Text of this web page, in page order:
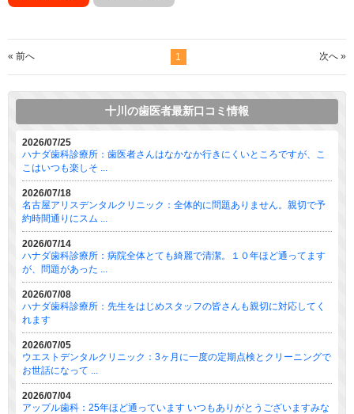
« 前へ 1 次へ »
十川の歯医者最新口コミ情報
2026/07/25
ハナダ歯科診療所：歯医者さんはなかなか行きにくいところですが、こ
こはいつも楽しそ ...
2026/07/18
名古屋アリスデンタルクリニック：全体的に問題ありません。親切で予
約時間通りにスム ...
2026/07/14
ハナダ歯科診療所：病院全体とても綺麗で清潔。１０年ほど通ってます
が、問題があった ...
2026/07/08
ハナダ歯科診療所：先生をはじめスタッフの皆さんも親切に対応してく
れます
2026/07/05
ウエストデンタルクリニック：3ヶ月に一度の定期点検とクリーニングで
お世話になって ...
2026/07/04
アップル歯科：25年ほど通っています いつもありがとうございますみな